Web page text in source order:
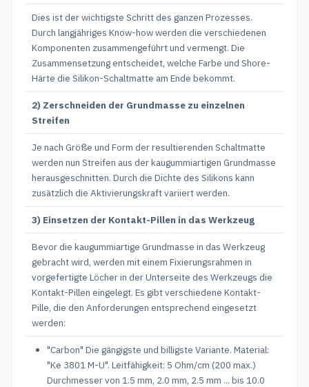
Dies ist der wichtigste Schritt des ganzen Prozesses.
Durch langjähriges Know-how werden die verschiedenen
Komponenten zusammengeführt und vermengt. Die
Zusammensetzung entscheidet, welche Farbe und Shore-
Härte die Silikon-Schaltmatte am Ende bekommt.
2) Zerschneiden der Grundmasse zu einzelnen
Streifen
Je nach Größe und Form der resultierenden Schaltmatte
werden nun Streifen aus der kaugummiartigen Grundmasse
herausgeschnitten. Durch die Dichte des Silikons kann
zusätzlich die Aktivierungskraft variiert werden.
3) Einsetzen der Kontakt-Pillen in das Werkzeug
Bevor die kaugummiartige Grundmasse in das Werkzeug
gebracht wird, werden mit einem Fixierungsrahmen in
vorgefertigte Löcher in der Unterseite des Werkzeugs die
Kontakt-Pillen eingelegt. Es gibt verschiedene Kontakt-
Pille, die den Anforderungen entsprechend eingesetzt
werden:
"Carbon" Die gängigste und billigste Variante. Material:
"Ke 3801 M-U". Leitfähigkeit: 5 Ohm/cm (200 max.)
Durchmesser von 1.5 mm, 2.0 mm, 2.5 mm ... bis 10.0